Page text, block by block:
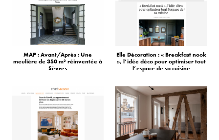
MAP : Avant/Après : Une
meulière de 350 m² réinventée à
Sèvres
Elle Décoration : « Breakfast nook
», l’idée déco pour optimiser tout
l’espace de sa cuisine